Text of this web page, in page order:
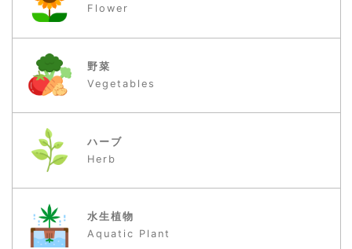
Flower
野菜
Vegetables
ハーブ
Herb
水生植物
Aquatic Plant